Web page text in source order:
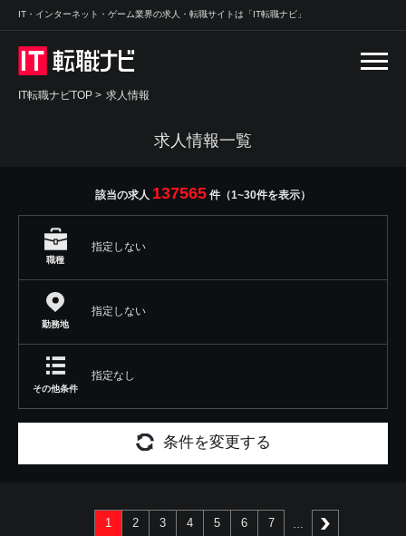
IT・インターネット・ゲーム業界の求人・転職サイトは「IT転職ナビ」
IT転職ナビTOP > 求人情報
求人情報一覧
該当の求人 137565 件（1~30件を表示）
職種
指定しない
勤務地
指定しない
その他条件
指定なし
条件を変更する
1 2 3 4 5 6 7